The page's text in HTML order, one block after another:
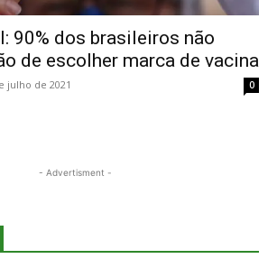
90% dos brasileiros não
de escolher marca de vacina
julho de 2021 0
- Advertisment -